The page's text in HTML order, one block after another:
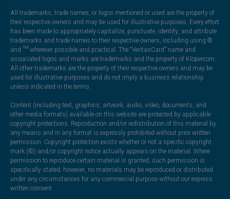
All trademarks, trade names, or logos mentioned or used are the property of
their respective owners and may be used for illustrative purposes. Every effort
has been made to appropriately capitalize, punctuate, identify, and attribute
trademarks and trade names to their respective owners, including using ®
and ™ wherever possible and practical. The “VeritasCard” name and
associated logos and marks are trademarks and the property of Klopercom.
All other trademarks are the property of their respective owners and may be
used for illustrative purposes and do not imply a business relationship
unless indicated in the terms.
Content (including text, graphics, artwork, audio, video, documents, and
other media formats) available on this website are protected by applicable
copyright protections. Reproduction and/or redistribution of this material by
any means and in any format is expressly prohibited without prior written
permission. Copyright protection exists whether or not a specific copyright
mark (©) and/or copyright notice actually appears on the material. Where
permission to reproduce certain material is granted, such permission is
specifically stated; however, no materials may be reproduced or distributed
under any circumstances for any commercial purpose without our express
written consent.